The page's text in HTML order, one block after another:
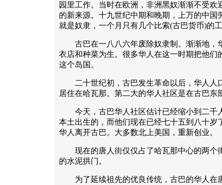
园里工作。当时在欧洲，非洲黑奴渐渐不受欢
的新来源。十九世纪中期和晚期，上万的中国
就是奴隶，一个月只有几个比索(古巴货币)的
古巴在一八八六年废除奴隶制。渐渐地，
衣店和种菜为生。很多华人在这一时期把他们
这个岛国。
二十世纪初，古巴发生革命以后，华人人
居住在哈瓦那。第二大的华人社区是在古巴东
今天，古巴华人社区估计已经缩小到二千
本土出生的，而他们现在已经七十五到八十岁
华人离开古巴。大多数北上美国，重新创业。
现在的唐人街仅仅占了哈瓦那中心的两个
的水泥拱门。
为了延续祖先的优良传统，古巴的华人在